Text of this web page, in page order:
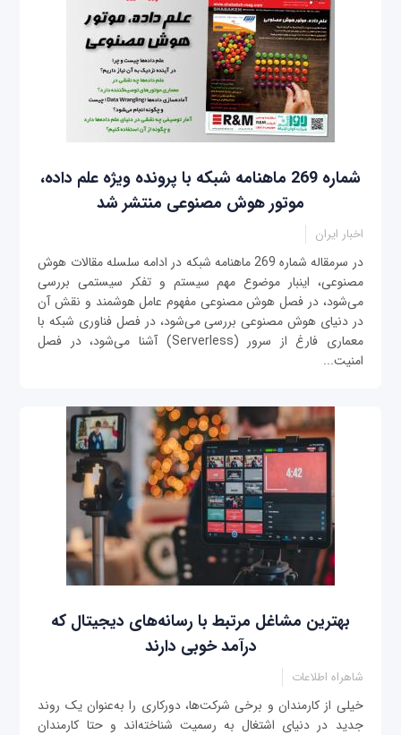
شماره 269 ماهنامه شبکه با پرونده ویژه علم داده‌،
موتور هوش مصنوعی منتشر شد
اخبار ایران
در سرمقاله شماره 269 ماهنامه شبکه در ادامه سلسله مقالات هوش
مصنوعی، اینبار موضوع مهم سیستم و تفکر سیستمی بررسی
می‌شود، در فصل هوش مصنوعی مفهوم عامل هوشمند و نقش آن
در دنیای هوش مصنوعی بررسی می‌شود، در فصل فناوری شبکه با
معماری فارغ از سرور (Serverless) آشنا می‌شود، در فصل
امنیت...
بهترین مشاغل مرتبط با رسانه‌های دیجیتال که
درآمد خوبی دارند
شاهراه اطلاعات
خیلی از کارمندان و برخی شرکت‌ها، دورکاری را به‌عنوان یک روند
جدید در دنیای اشتغال به رسمیت شناخته‌اند و حتا کارمندان